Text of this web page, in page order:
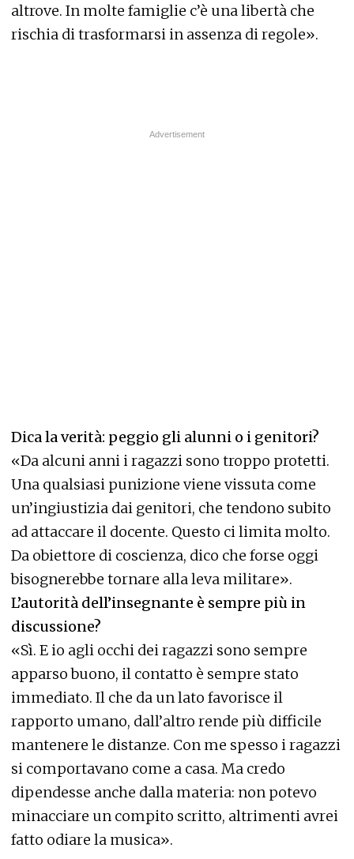
altrove. In molte famiglie c’è una libertà che
rischia di trasformarsi in assenza di regole».
Dica la verità: peggio gli alunni o i genitori?
«Da alcuni anni i ragazzi sono troppo protetti.
Una qualsiasi punizione viene vissuta come
un’ingiustizia dai genitori, che tendono subito
ad attaccare il docente. Questo ci limita molto.
Da obiettore di coscienza, dico che forse oggi
bisognerebbe tornare alla leva militare».
L’autorità dell’insegnante è sempre più in
discussione?
«Sì. E io agli occhi dei ragazzi sono sempre
apparso buono, il contatto è sempre stato
immediato. Il che da un lato favorisce il
rapporto umano, dall’altro rende più difficile
mantenere le distanze. Con me spesso i ragazzi
si comportavano come a casa. Ma credo
dipendesse anche dalla materia: non potevo
minacciare un compito scritto, altrimenti avrei
fatto odiare la musica».